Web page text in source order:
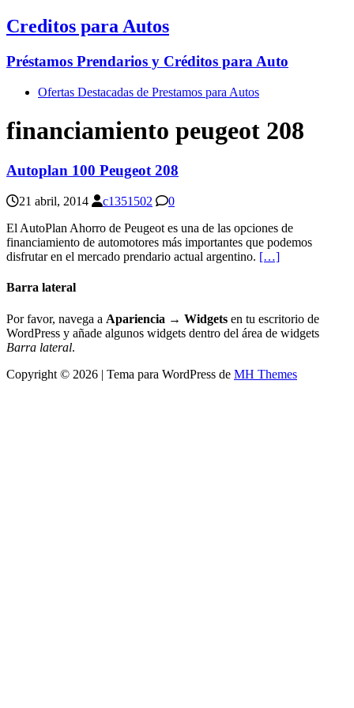
Creditos para Autos
Préstamos Prendarios y Créditos para Auto
Ofertas Destacadas de Prestamos para Autos
financiamiento peugeot 208
Autoplan 100 Peugeot 208
21 abril, 2014 c1351502
0
El AutoPlan Ahorro de Peugeot es una de las opciones de
financiamiento de automotores más importantes que podemos
disfrutar en el mercado prendario actual argentino. […]
Barra lateral
Por favor, navega a Apariencia → Widgets en tu escritorio de
WordPress y añade algunos widgets dentro del área de widgets
Barra lateral.
Copyright © 2026 | Tema para WordPress de MH Themes